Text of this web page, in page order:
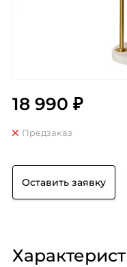
18 990 ₽
Предзаказ
Оставить заявку